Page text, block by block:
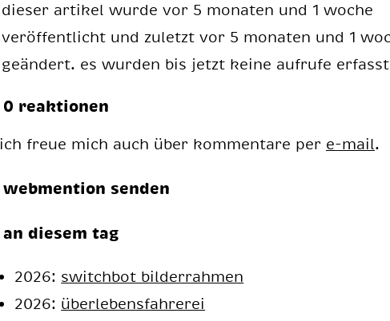
dieser artikel wurde vor 5 monaten und 1 woche
veröffentlicht und zuletzt vor 5 monaten und 1
geändert. es wurden bis jetzt keine aufrufe
0 reaktionen
ich freue mich auch über kommentare per e-mail.
webmention senden
an diesem tag
2026: switchbot bilderrahmen
2026: überlebensfahrerei